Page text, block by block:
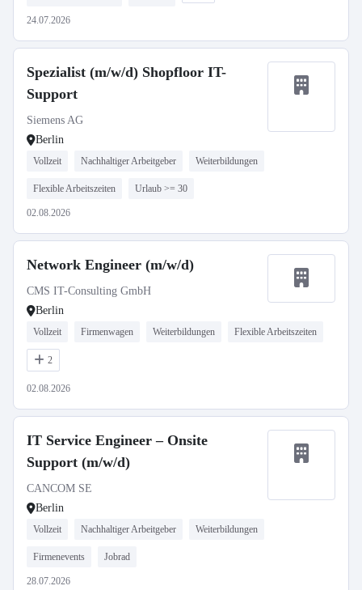
24.07.2026
Spezialist (m/w/d) Shopfloor IT-
Support
Siemens AG
Berlin
Vollzeit Nachhaltiger Arbeitgeber Weiterbildungen
Flexible Arbeitszeiten Urlaub >= 30
02.08.2026
Network Engineer (m/w/d)
CMS IT-Consulting GmbH
Berlin
Vollzeit Firmenwagen Weiterbildungen Flexible Arbeitszeiten
2
02.08.2026
IT Service Engineer – Onsite
Support (m/w/d)
CANCOM SE
Berlin
Vollzeit Nachhaltiger Arbeitgeber Weiterbildungen
Firmenevents Jobrad
28.07.2026